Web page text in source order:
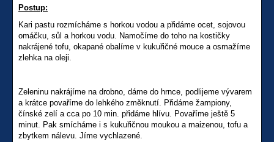
Postup:
Kari pastu rozmícháme s horkou vodou a přidáme ocet, sojovou
omáčku, sůl a horkou vodu. Namočíme do toho na kostičky
nakrájené tofu, okapané obalíme v kukuřičné mouce a osmažíme
zlehka na oleji.
Zeleninu nakrájíme na drobno, dáme do hrnce, podlijeme vývarem
a krátce povaříme do lehkého změknutí. Přidáme žampiony,
čínské zelí a cca po 10 min. přidáme hlívu. Povaříme ještě 5
minut. Pak smícháme i s kukuřičnou moukou a maizenou, tofu a
zbytkem nálevu. Jíme vychlazené.